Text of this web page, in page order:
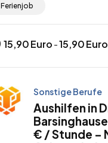
Ferienjob
15,90Euro -15,90Euro
Sonstige Berufe
Aushilfen in
€ / Stunde –